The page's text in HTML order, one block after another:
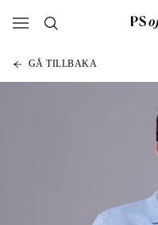
GÅ TILLBAKA